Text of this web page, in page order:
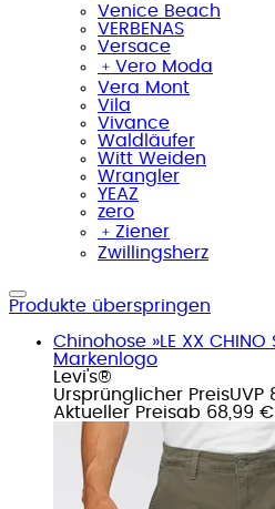
Venice Beach
VERBENAS
Versace
﹢ Vero Moda
Vera Mont
Vila
Vivance
Waldläufer
Witt Weiden
Wrangler
YEAZ
zero
﹢ Ziener
Zwillingsherz
Produkte überspringen
Chinohose »LE XX CHINO
Markenlogo
Levi's®
Ursprünglicher PreisUVP
Aktueller Preisab 68,99 €